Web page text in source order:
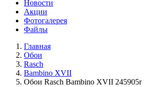
Новости
Акции
Фотогалерея
Файлы
Главная
Обои
Rasch
Bambino XVII
Обои Rasch Bambino XVII 245905r